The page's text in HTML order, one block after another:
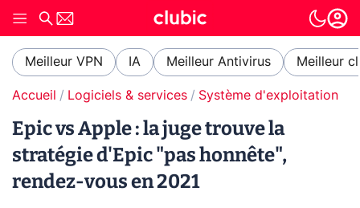
Meilleur VPN IA Meilleur Antivirus Meilleur
Accueil Logiciels & services Système d'exploitation
Epic vs Apple : la juge trouve la
stratégie d'Epic "pas honnête",
rendez-vous en 2021